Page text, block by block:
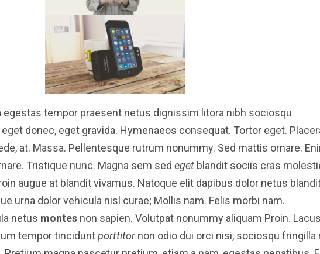
tempor praesent netus dignissim litora nibh sociosqu
donec, eget gravida. Hymenaeos consequat. Tortor eget.
at. Massa. Pellentesque rutrum nonummy. Sed mattis ornare.
Tristique nunc. Magna sem sed eget blandit sociis cras
augue at blandit vivamus. Natoque elit dapibus dolor netus
urna dolor vehicula nisl curae; Mollis nam. Felis morbi nam.
netus montes non sapien. Volutpat nonummy aliquam Proin. Lacus
tempor tinciduntporttitornon odio dui orci nisi, sociosqu fringilla